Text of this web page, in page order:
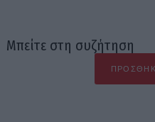
Μπείτε στη συζήτηση